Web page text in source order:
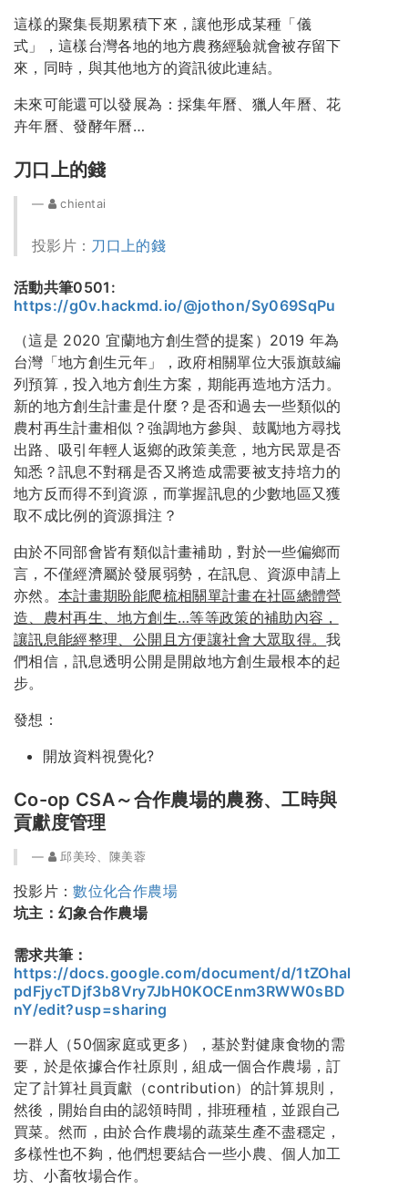
這樣的聚集長期累積下來，讓他形成某種「儀
式」，這樣台灣各地的地方農務經驗就會被存留下
來，同時，與其他地方的資訊彼此連結。
未來可能還可以發展為：採集年曆、獵人年曆、花
卉年曆、發酵年曆…
刀口上的錢
chientai
投影片： 刀口上的錢
活動共筆0501:
https://g0v.hackmd.io/@jothon/Sy069SqPu
（這是 2020 宜蘭地方創生營的提案）2019 年為
台灣「地方創生元年」，政府相關單位大張旗鼓編
列預算，投入地方創生方案，期能再造地方活力。
新的地方創生計畫是什麼？是否和過去一些類似的
農村再生計畫相似？強調地方參與、鼓勵地方尋找
出路、吸引年輕人返鄉的政策美意，地方民眾是否
知悉？訊息不對稱是否又將造成需要被支持培力的
地方反而得不到資源，而掌握訊息的少數地區又獲
取不成比例的資源揖注？
由於不同部會皆有類似計畫補助，對於一些偏鄉而
言，不僅經濟屬於發展弱勢，在訊息、資源申請上
亦然。本計畫期盼能爬梳相關單計畫在社區總體營
造、農村再生、地方創生…等等政策的補助內容，
讓訊息能經整理、公開且方便讓社會大眾取得。我
們相信，訊息透明公開是開啟地方創生最根本的起
步。
發想：
開放資料視覺化?
Co-op CSA～合作農場的農務、工時與
貢獻度管理
邱美玲、陳美蓉
投影片：數位化合作農場
坑主：幻象合作農場
需求共筆：
https://docs.google.com/document/d/1tZOhal
pdFjycTDjf3b8Vry7JbH0KOCEnm3RWW0sBD
nY/edit?usp=sharing
一群人（50個家庭或更多），基於對健康食物的需
要，於是依據合作社原則，組成一個合作農場，訂
定了計算社員貢獻（contribution）的計算規則，
然後，開始自由的認領時間，排班種植，並跟自己
買菜。然而，由於合作農場的蔬菜生產不盡穩定，
多樣性也不夠，他們想要結合一些小農、個人加工
坊、小畜牧場合作。